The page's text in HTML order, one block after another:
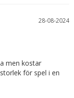
28-08-2024
men kostar
för spel i en